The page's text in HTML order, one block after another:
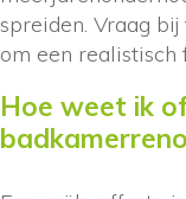
spreiden. Vraag
om een realistisch
Hoe weet ik